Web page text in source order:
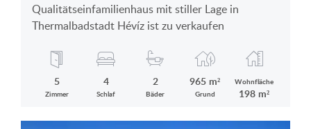
Qualitätseinfamilienhaus mit stiller Lage in
Thermalbadstadt Hévíz ist zu verkaufen
5
Zimmer
4
Schlaf
2
Bäder
965 m²
Grund
Wohnfläche
198 m²